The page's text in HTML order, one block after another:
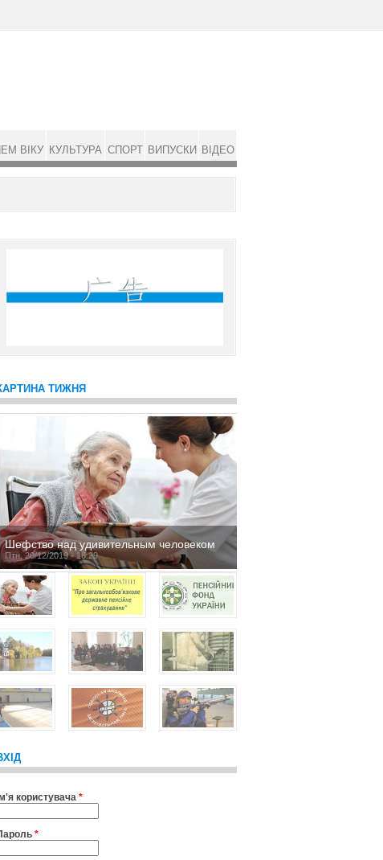
ТИЖНЯ
Шефство над удивительным человеком
Птн, 20/12/2019 - 16:29
користувача *
*
ВІКУ КУЛЬТУРА СПОРТ ВИПУСКИ ВІДЕО